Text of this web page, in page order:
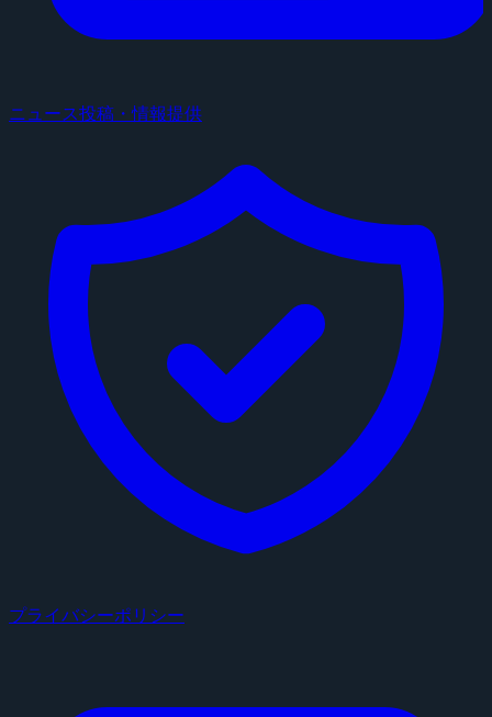
ニュース投稿・情報提供
プライバシーポリシー